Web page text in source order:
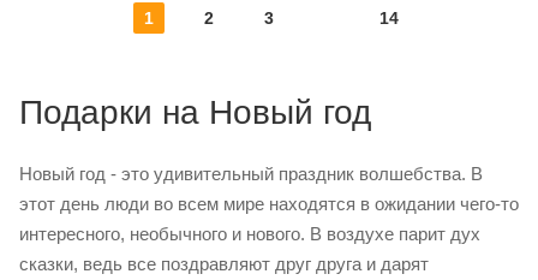
1 2 3 14
Подарки на Новый год
Новый год - это удивительный праздник волшебства. В
этот день люди во всем мире находятся в ожидании чего-то
интересного, необычного и нового. В воздухе парит дух
сказки, ведь все поздравляют друг друга и дарят